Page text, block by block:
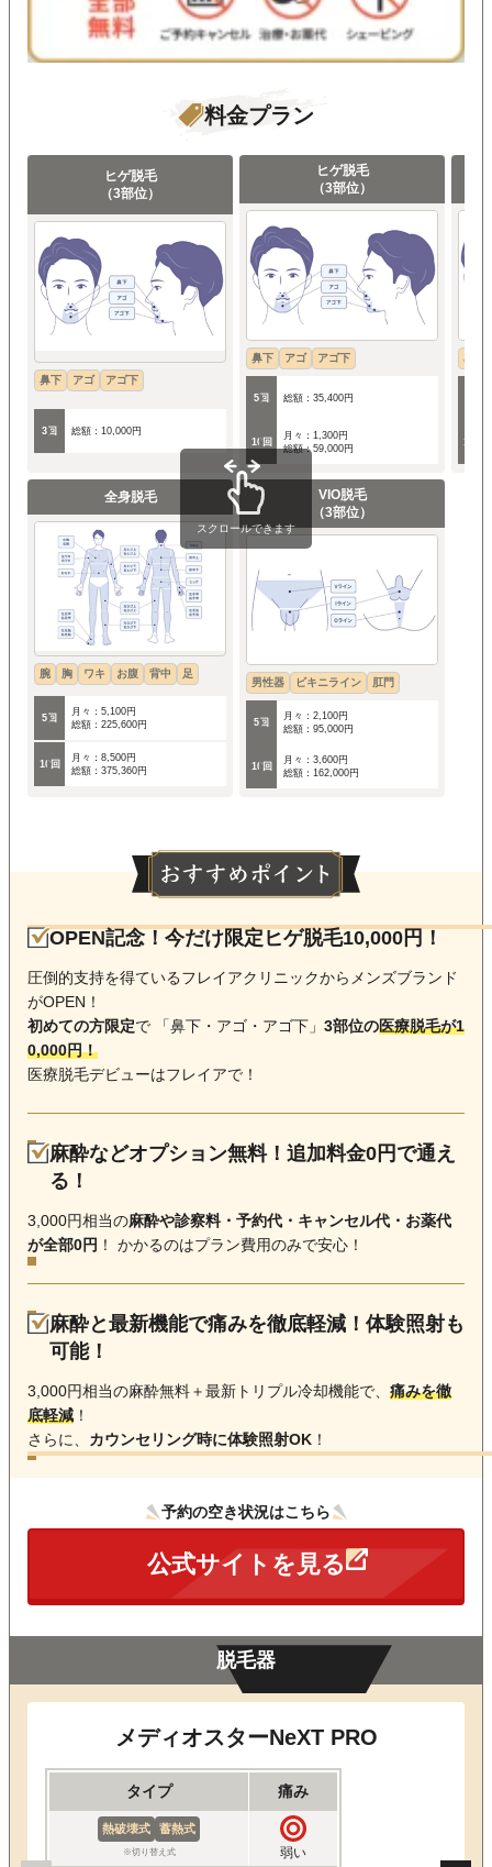
ニックだと感じました。
※クラウドソーシングサイト：アンケート結果より引用
料金プラン
ヒゲ脱毛
（3部位）
鼻下 アゴ アゴ下
3回 総額：10,000円
ヒゲ脱毛
（3部位）
鼻下 アゴ アゴ下
5回 総額：35,400円
10回
月々：1,300円
総額：59,000円
鼻下
10回
全身脱毛
腕 胸 ワキ お腹 背中 足
5回
月々：5,100円
総額：225,600円
10回
月々：8,500円
総額：375,360円
VIO脱毛
（3部位）
男性器 ビキニライン 肛門
5回
月々：2,100円
総額：95,000円
10回
月々：3,600円
総額：162,000円
スクロールできます
OPEN記念！今だけ限定ヒゲ脱毛10,000円！
圧倒的支持を得ているフレイアクリニックからメンズブランド
がOPEN！
初めての方限定で 「鼻下・アゴ・アゴ下」 3部位の医療脱毛が1
0,000円！
医療脱毛デビューはフレイアで！
麻酔などオプション無料！追加料金0円で通え
る！
3,000円相当の麻酔や診察料・予約代・キャンセル代・お薬代
が全部0円 ！ かかるのはプラン費用のみで安心！
麻酔と最新機能で痛みを徹底軽減！体験照射も
可能！
3,000円相当の麻酔無料＋最新トリプル冷却機能で、 痛みを徹
底軽減 ！
さらに、 カウンセリング時に体験照射OK ！
予約の空き状況はこちら
公式サイトを見る
脱毛器
メディオスターNeXT PRO
タイプ 痛み
熱破壊式 蓄熱式
※切り替え式 弱い